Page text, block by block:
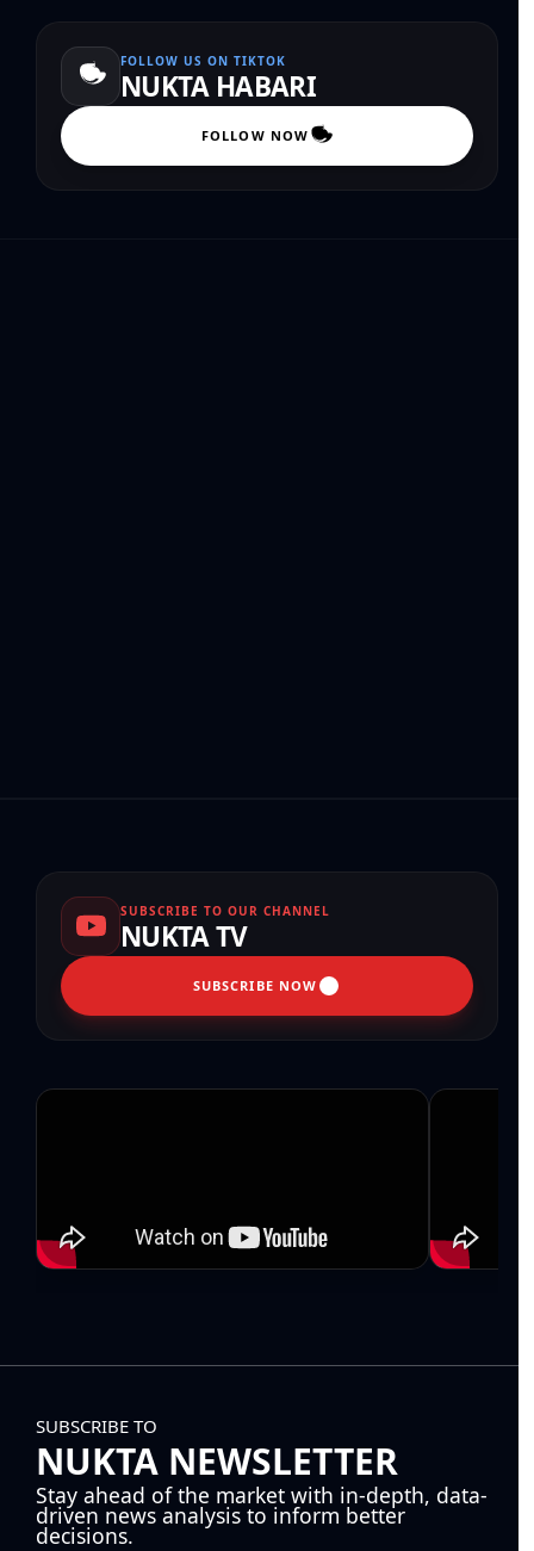
FOLLOW US ON TIKTOK
NUKTA HABARI
FOLLOW NOW
SUBSCRIBE TO OUR CHANNEL
NUKTA TV
SUBSCRIBE NOW
SUBSCRIBE TO
NUKTA NEWSLETTER
Stay ahead of the market with in-depth, data-
driven news analysis to inform better
decisions.